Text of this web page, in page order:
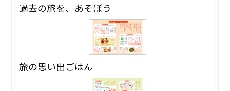
過去の旅を、あそぼう
旅の思い出ごはん